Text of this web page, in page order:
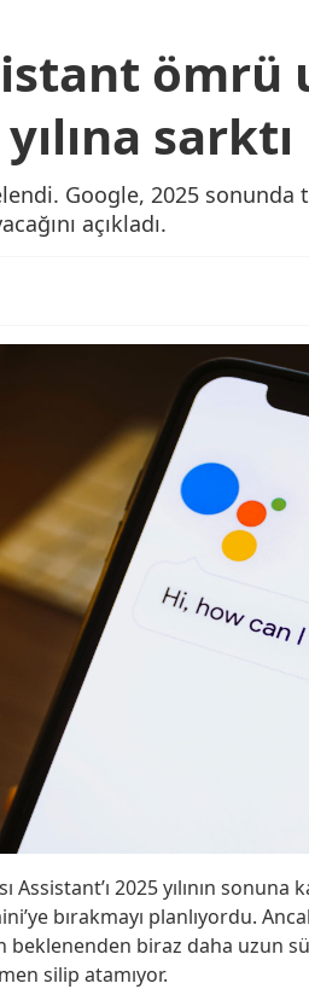
ömrü
sarktı
Google, 2025 sonunda
açıkladı.
Assistant’ı 2025 yılının
bırakmayı planlıyordu.
beklenenden biraz daha uzun
silip atamıyor.